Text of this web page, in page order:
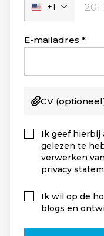
Verenigde
Staten
+1
+1
E-mailadres
CV
Ik geef hierbij
gelezen te
verwerken
privacy
Ik wil op de
blogs en